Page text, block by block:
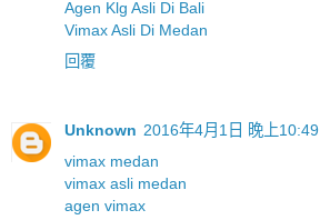
Agen Klg Asli Di Bali
Vimax Asli Di Medan
回覆
Unknown 2016年4月1日 晚上10:49
vimax medan
vimax asli medan
agen vimax